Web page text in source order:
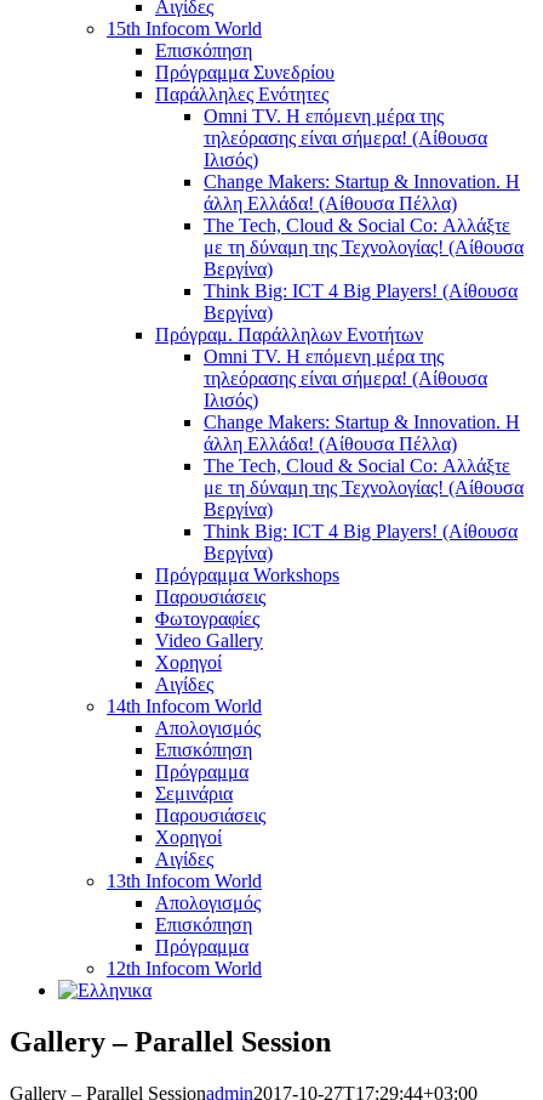
Αιγίδες
15th Infocom World
Επισκόπηση
Πρόγραμμα Συνεδρίου
Παράλληλες Ενότητες
Omni TV. Η επόμενη μέρα της
τηλεόρασης είναι σήμερα! (Αίθουσα
Ιλισός)
Change Makers: Startup & Innovation. Η
άλλη Ελλάδα! (Αίθουσα Πέλλα)
The Tech, Cloud & Social Co: Αλλάξτε
με τη δύναμη της Τεχνολογίας! (Αίθουσα
Βεργίνα)
Think Big: ICT 4 Big Players! (Αίθουσα
Βεργίνα)
Πρόγραμ. Παράλληλων Ενοτήτων
Omni TV. Η επόμενη μέρα της
τηλεόρασης είναι σήμερα! (Αίθουσα
Ιλισός)
Change Makers: Startup & Innovation. Η
άλλη Ελλάδα! (Αίθουσα Πέλλα)
The Tech, Cloud & Social Co: Αλλάξτε
με τη δύναμη της Τεχνολογίας! (Αίθουσα
Βεργίνα)
Think Big: ICT 4 Big Players! (Αίθουσα
Βεργίνα)
Πρόγραμμα Workshops
Παρουσιάσεις
Φωτογραφίες
Video Gallery
Χορηγοί
Αιγίδες
14th Infocom World
Απολογισμός
Επισκόπηση
Πρόγραμμα
Σεμινάρια
Παρουσιάσεις
Χορηγοί
Αιγίδες
13th Infocom World
Απολογισμός
Επισκόπηση
Πρόγραμμα
12th Infocom World
Gallery – Parallel Session
Gallery – Parallel Sessionadmin2017-10-27T17:29:44+03:00